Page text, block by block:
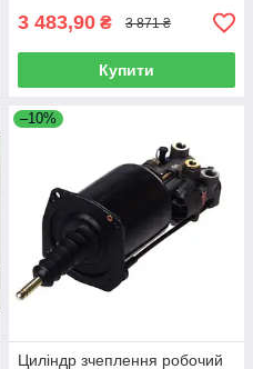
3 483,90 ₴ 3 871 ₴
Купити
–10%
Циліндр зчеплення робочий